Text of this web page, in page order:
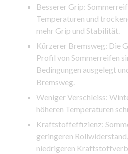
Besserer Grip:
Temperaturen und
mehr Grip und Stabilität.
Kürzerer Bremsweg: Die
Profil von Sommerreifen
Bedingungen ausgelegt
Bremsweg.
Weniger Verschleiss:
höheren Temperaturen
Kraftstoffeffizienz:
geringeren
niedrigeren